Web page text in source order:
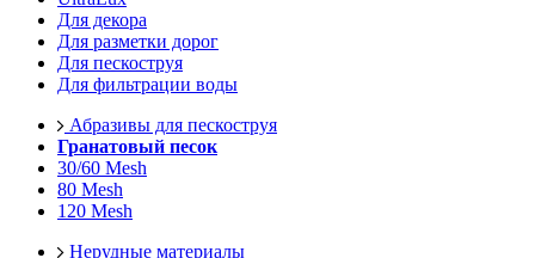
Для декора
Для разметки дорог
Для пескоструя
Для фильтрации воды
Абразивы для пескоструя
Гранатовый песок
30/60 Mesh
80 Mesh
120 Mesh
Нерудные материалы